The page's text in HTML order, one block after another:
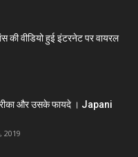
की वीडियो हुई इंटरनेट पर वायरल
और उसके फायदे । Japani
2019